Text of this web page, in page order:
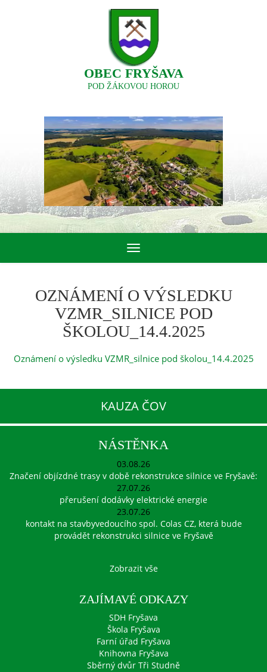
OBEC FRYŠAVA
POD ŽÁKOVOU HOROU
Toggle
navigation
OZNÁMENÍ O VÝSLEDKU
VZMR_SILNICE POD
ŠKOLOU_14.4.2025
Oznámení o výsledku VZMR_silnice pod školou_14.4.2025
KAUZA ČOV
NÁSTĚNKA
03.08.26
Značení objízdné trasy v době rekonstrukce silnice ve Fryšavě:
27.07.26
přerušení dodávky elektrické energie
23.07.26
kontakt na stavbyvedoucího spol. Colas CZ, která bude
provádět rekonstrukci silnice ve Fryšavě
Zobrazit vše
ZAJÍMAVÉ ODKAZY
SDH Fryšava
Škola Fryšava
Farní úřad Fryšava
Knihovna Fryšava
Sběrný dvůr Tři Studně